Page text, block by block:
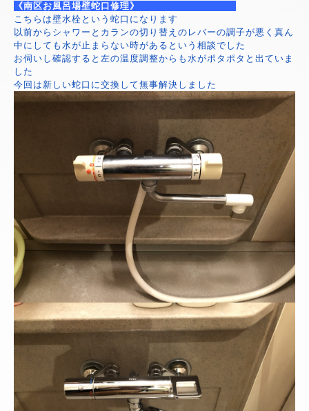
《南区お風呂場壁蛇口修理》
こちらは壁水栓という蛇口になります
以前からシャワーとカランの切り替えのレバーの調子が悪く真ん
中にしても水が止まらない時があるという相談でした
お伺いし確認すると左の温度調整からも水がポタポタと出ていま
した
今回は新しい蛇口に交換して無事解決しました